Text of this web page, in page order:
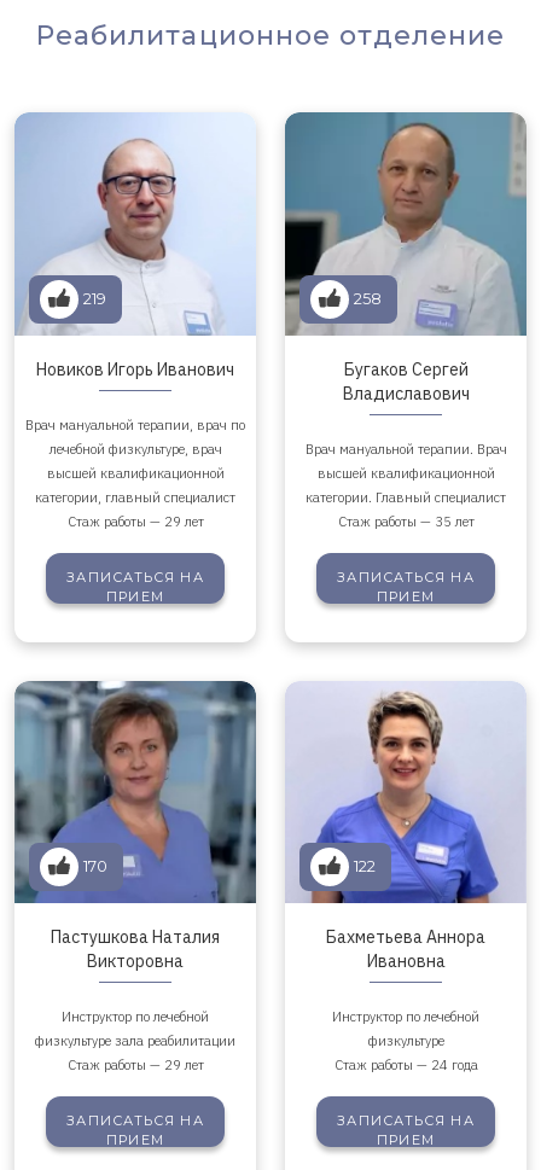
Реабилитационное отделение
219
Новиков Игорь Иванович
Врач мануальной терапии, врач по
лечебной физкультуре, врач
высшей квалификационной
категории, главный специалист
Стаж работы — 29 лет
ЗАПИСАТЬСЯ НА
ПРИЕМ
258
Бугаков Сергей
Владиславович
Врач мануальной терапии. Врач
высшей квалификационной
категории. Главный специалист
Стаж работы — 35 лет
ЗАПИСАТЬСЯ НА
ПРИЕМ
170
Пастушкова Наталия
Викторовна
Инструктор по лечебной
физкультуре зала реабилитации
Стаж работы — 29 лет
ЗАПИСАТЬСЯ НА
ПРИЕМ
122
Бахметьева Аннора
Ивановна
Инструктор по лечебной
физкультуре
Стаж работы — 24 года
ЗАПИСАТЬСЯ НА
ПРИЕМ